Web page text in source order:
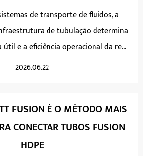
de transporte de fluidos, a
de tubulação determina
e a eficiência operacional da re...
2026.06.22
FUSION É O MÉTODO MAIS
CONECTAR TUBOS FUSION
HDPE